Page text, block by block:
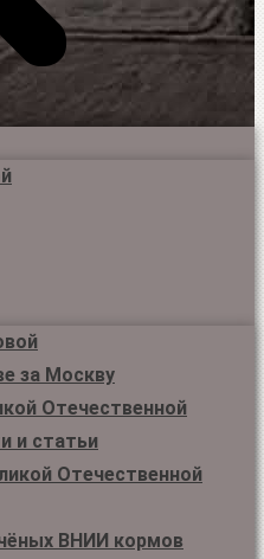
за Москву
Отечественной
и статьи
Отечественной
ВНИИ кормов